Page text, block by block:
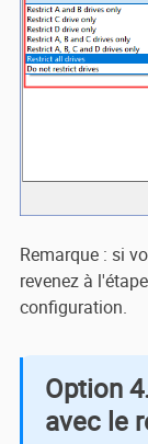
Remarque : si
revenez à
configuration.
Option
avec le